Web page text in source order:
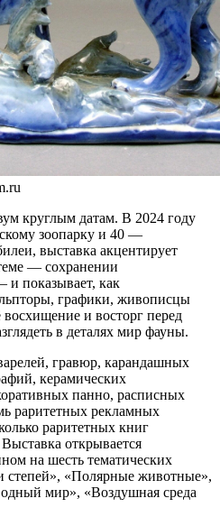
круглым датам. В 2024 году
зоопарку и 40 —
выставка акцентирует
— сохранении
и показывает, как
графики, живописцы
и восторг перед
в деталях мир фауны.
гравюр, карандашных
керамических
панно, расписных
раритетных рекламных
раритетных книг
открывается
на шесть тематических
степей», «Полярные животные»,
мир», «Воздушная среда